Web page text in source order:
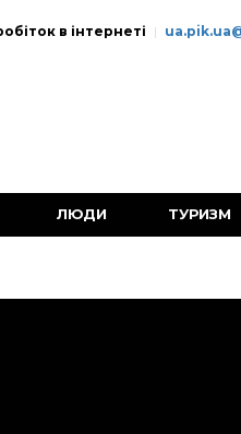
в інтернеті
ЛЮДИ ТУРИЗМ